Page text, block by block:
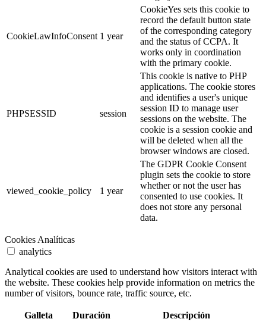
CookieLawInfoConsent 1 year
CookieYes sets this cookie to
record the default button state
of the corresponding category
and the status of CCPA. It
works only in coordination
with the primary cookie.
PHPSESSID session
This cookie is native to PHP
applications. The cookie stores
and identifies a user's unique
session ID to manage user
sessions on the website. The
cookie is a session cookie and
will be deleted when all the
browser windows are closed.
viewed_cookie_policy 1 year
The GDPR Cookie Consent
plugin sets the cookie to store
whether or not the user has
consented to use cookies. It
does not store any personal
data.
Cookies Analíticas
analytics
Analytical cookies are used to understand how visitors interact with
the website. These cookies help provide information on metrics the
number of visitors, bounce rate, traffic source, etc.
Galleta Duración Descripción